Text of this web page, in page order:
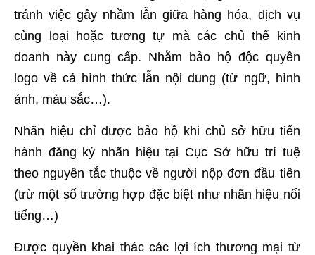
tránh việc gây nhầm lẫn giữa hàng hóa, dịch vụ
cùng loại hoặc tương tự mà các chủ thể kinh
doanh này cung cấp. Nhằm bảo hộ độc quyền
logo về cả hình thức lẫn nội dung (từ ngữ, hình
ảnh, màu sắc…).
Nhãn hiệu chỉ được bảo hộ khi chủ sở hữu tiến
hành đăng ký nhãn hiệu tại Cục Sở hữu trí tuệ
theo nguyên tắc thuộc về người nộp đơn đầu tiên
(trừ một số trường hợp đặc biệt như nhãn hiệu nổi
tiếng…)
Được quyền khai thác các lợi ích thương mại từ